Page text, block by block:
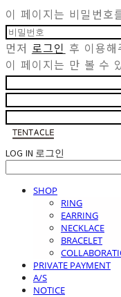
이 페이지는 비밀번호
먼저 로그인 후 이용
이 페이지는 만 볼 수
LOG IN 로그인
SHOP
RING
EARRING
NECKLACE
BRACELET
PRIVATE PAYMENT
A/S
NOTICE